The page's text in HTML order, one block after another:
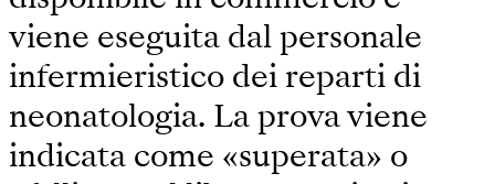
viene eseguita dal personale
infermieristico dei reparti di
neonatologia. La prova viene
indicata come «superata» o